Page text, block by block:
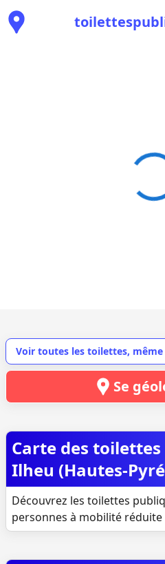
Voir toutes les toilettes, même
Se
Carte des
Ilheu (Hautes-
Découvrez les toilettes
personnes à mobilité réduite